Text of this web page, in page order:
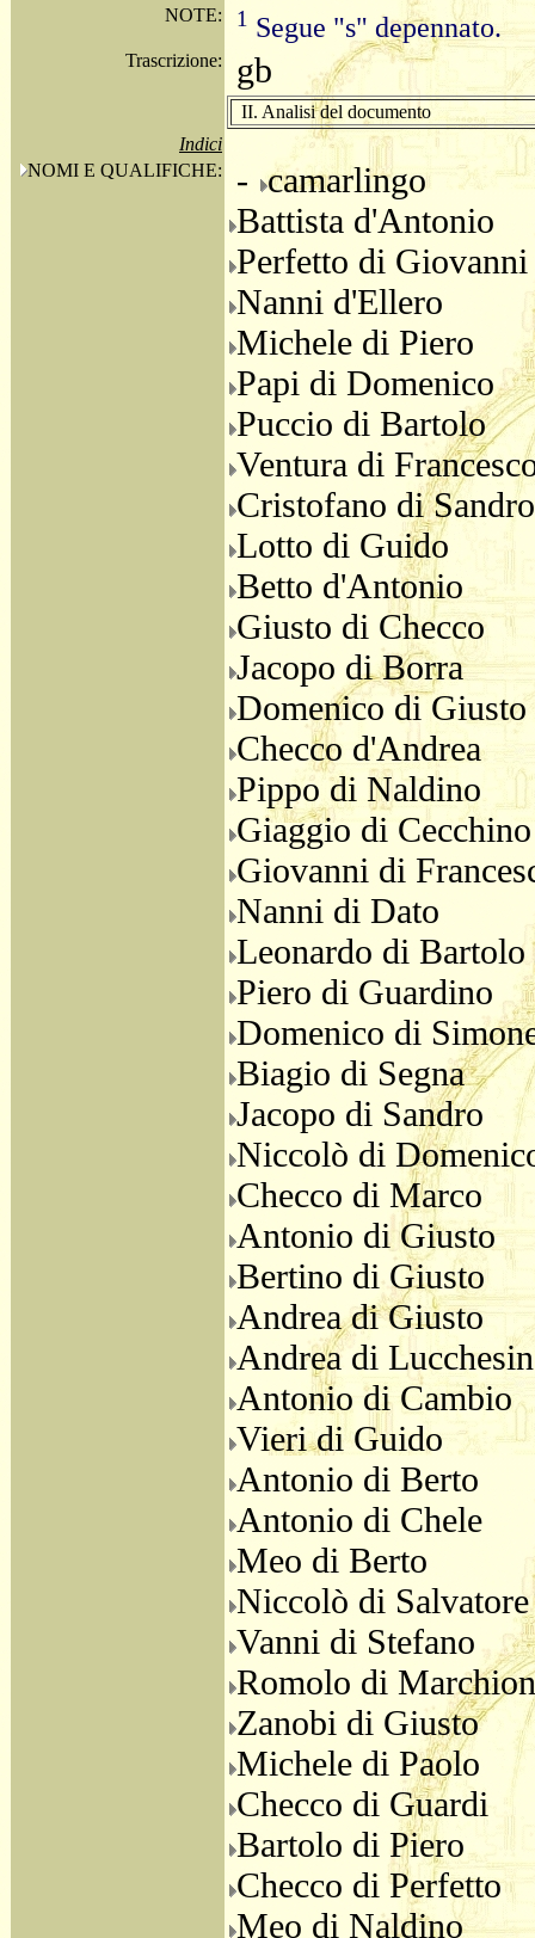
NOTE:
1 Segue "s" depennato.
Trascrizione: gb
II. Analisi del documento
Indici
NOMI E QUALIFICHE:
- camarlingo
Battista d'Antonio
Perfetto di Giovanni
Nanni d'Ellero
Michele di Piero
Papi di Domenico
Puccio di Bartolo
Ventura di
Cristofano di Sandro
Lotto di Guido
Betto d'Antonio
Giusto di Checco
Jacopo di Borra
Domenico di Giusto
Checco d'Andrea
Pippo di Naldino
Giaggio di Cecchino
Giovanni di
Nanni di Dato
Leonardo di Bartolo
Piero di Guardino
Domenico di
Biagio di Segna
Jacopo di Sandro
Niccolò di
Checco di Marco
Antonio di Giusto
Bertino di Giusto
Andrea di Giusto
Andrea di
Antonio di Cambio
Vieri di Guido
Antonio di Berto
Antonio di Chele
Meo di Berto
Niccolò di Salvatore
Vanni di Stefano
Romolo di
Zanobi di Giusto
Michele di Paolo
Checco di Guardi
Bartolo di Piero
Checco di Perfetto
Meo di Naldino